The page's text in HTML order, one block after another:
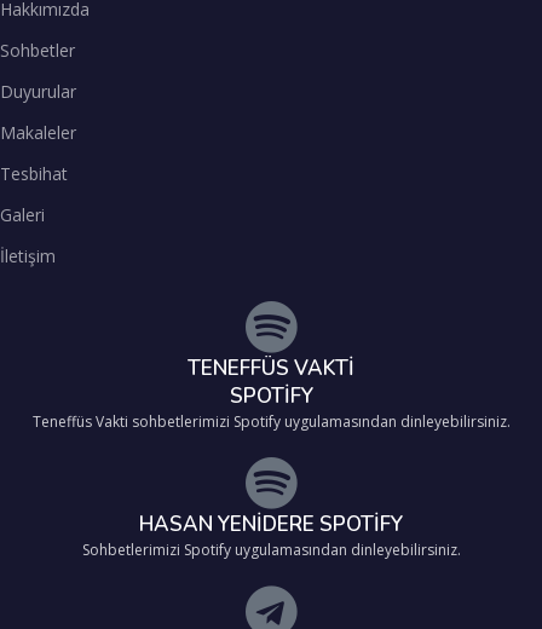
Hakkımızda
Sohbetler
Duyurular
Makaleler
Tesbihat
Galeri
İletişim
TENEFFÜS VAKTİ
SPOTİFY
Teneffüs Vakti sohbetlerimizi Spotify uygulamasından dinleyebilirsiniz.
HASAN YENİDERE SPOTİFY
Sohbetlerimizi Spotify uygulamasından dinleyebilirsiniz.